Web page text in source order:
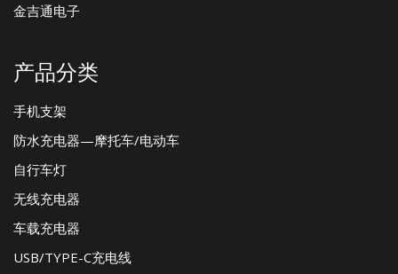
金吉通电子
产品分类
手机支架
防水充电器—摩托车/电动车
自行车灯
无线充电器
车载充电器
USB/TYPE-C充电线